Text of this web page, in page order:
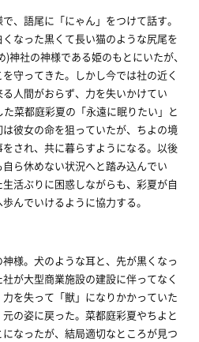
、語尾に「にゃん」をつけて話す。
なった黒くて長い猫のような尻尾を
神社の神様である姫のもとにいたが、
守ってきた。しかし今では社の近く
人間がおらず、力を失いかけてい
菜都庭彩夏の「永遠に眠りたい」と
彼女の命を狙っていたが、ちよの境
され、共に暮らすようになる。以後
ら休めない状況へと踏み込んでい
活ぶりに困惑しながらも、彩夏が自
んでいけるように協力する。
様。犬のような耳と、先が黒くなっ
が大型商業施設の建設に伴ってなく
を失って「獣」になりかかっていた
の姿に戻った。菜都庭彩夏やちよと
なったが、結局適切なところが見つ